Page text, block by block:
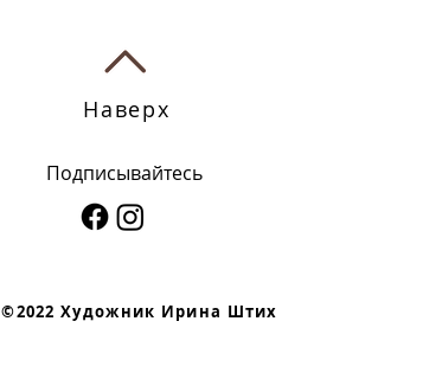
Наверх
Подписывайтесь
​©2022 Художник Ирина Штих